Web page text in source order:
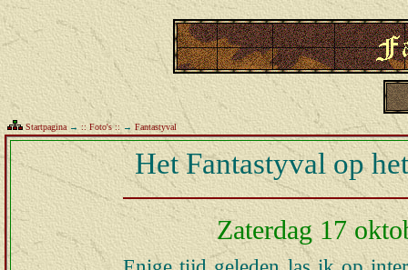
Startpagina → :: Foto's :: → Fantastyval
Het Fantastyval op
Zaterdag 17